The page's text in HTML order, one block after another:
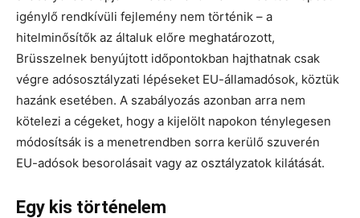
igénylő rendkívüli fejlemény nem történik – a
hitelminősítők az általuk előre meghatározott,
Brüsszelnek benyújtott időpontokban hajthatnak csak
végre adósosztályzati lépéseket EU-államadósok, köztük
hazánk esetében. A szabályozás azonban arra nem
kötelezi a cégeket, hogy a kijelölt napokon ténylegesen
módosítsák is a menetrendben sorra kerülő szuverén
EU-adósok besorolásait vagy az osztályzatok kilátását.
Egy kis történelem